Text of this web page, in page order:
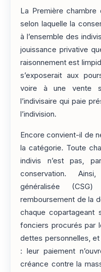
La Première chambre
selon laquelle la
à l’ensemble des
jouissance privative
raisonnement est
s’exposerait aux
voire à une vente
l’indivisaire qui paie
l’indivision.
Encore convient-il de
la catégorie. Toute
indivis n’est pas,
conservation.
généralisée
remboursement de la
chaque copartageant
fonciers procurés par
dettes personnelles,
: leur paiement
créance contre la